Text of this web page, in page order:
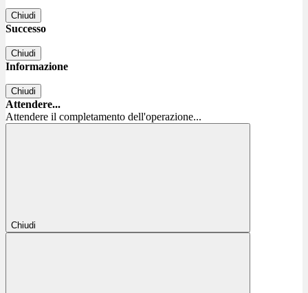
Chiudi
Successo
Chiudi
Informazione
Chiudi
Attendere...
Attendere il completamento dell'operazione...
Chiudi